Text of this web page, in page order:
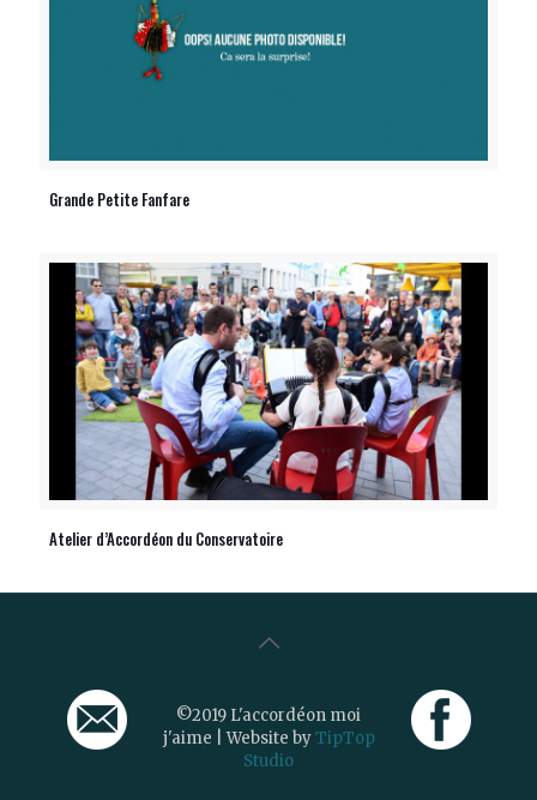
Grande Petite Fanfare
Atelier d’Accordéon du Conservatoire
©2019 L'accordéon moi
j'aime | Website byTipTop
Studio